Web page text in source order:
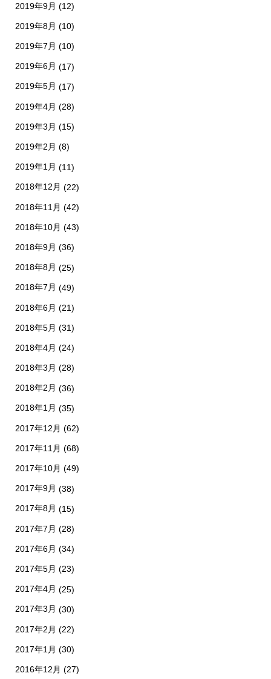
2019年9月 (12)
2019年8月 (10)
2019年7月 (10)
2019年6月 (17)
2019年5月 (17)
2019年4月 (28)
2019年3月 (15)
2019年2月 (8)
2019年1月 (11)
2018年12月 (22)
2018年11月 (42)
2018年10月 (43)
2018年9月 (36)
2018年8月 (25)
2018年7月 (49)
2018年6月 (21)
2018年5月 (31)
2018年4月 (24)
2018年3月 (28)
2018年2月 (36)
2018年1月 (35)
2017年12月 (62)
2017年11月 (68)
2017年10月 (49)
2017年9月 (38)
2017年8月 (15)
2017年7月 (28)
2017年6月 (34)
2017年5月 (23)
2017年4月 (25)
2017年3月 (30)
2017年2月 (22)
2017年1月 (30)
2016年12月 (27)